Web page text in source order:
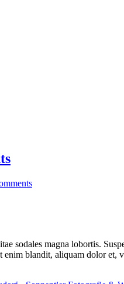
sodales magna lobortis.
blandit, aliquam dolor et,